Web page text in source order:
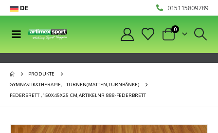
DE 015115809789
0
PRODUKTE
GYMNASTIK&THERAPIE,
TURNEN(MATTEN,TURNBÄNKE)
FEDERBRETT ,150X45X25 CM,ARTIKELNR 888-FEDERBRETT